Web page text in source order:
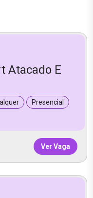
Atacado E
Presencial
Ver Vaga